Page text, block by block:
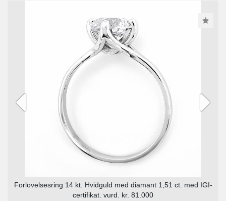
Forlovelsesring 14 kt. Hvidguld med diamant 1,51 ct. med IGI-
certifikat. vurd. kr. 81.000